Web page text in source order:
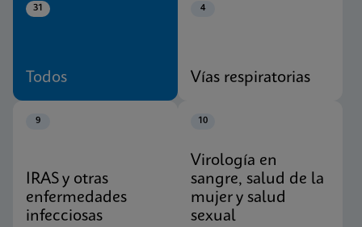
31
Todos
4
Vías respiratorias
9
IRAS y otras
enfermedades
infecciosas
10
Virología en
sangre, salud de la
mujer y salud
sexual